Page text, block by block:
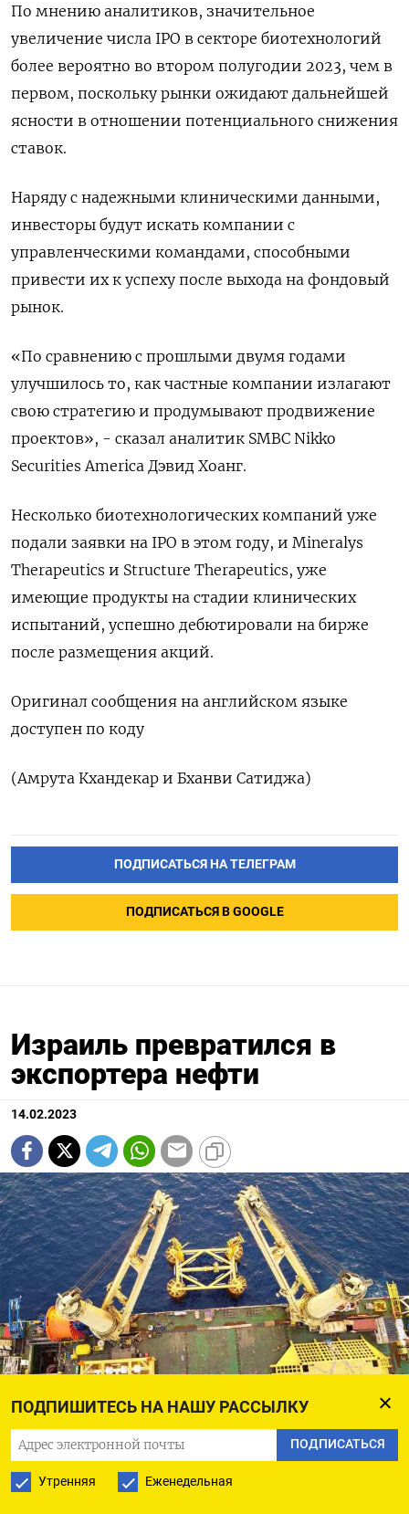
ПОДПИШИТЕСЬ НА НАШУ РАССЫЛКУ
ПОДПИСАТЬСЯ
Утренняя Еженедельная
По мнению аналитиков, значительное
увеличение числа IPO в секторе биотехнологий
более вероятно во втором полугодии 2023, чем в
первом, поскольку рынки ожидают дальнейшей
ясности в отношении потенциального снижения
ставок.
Наряду с надежными клиническими данными,
инвесторы будут искать компании с
управленческими командами, способными
привести их к успеху после выхода на фондовый
рынок.
«По сравнению с прошлыми двумя годами
улучшилось то, как частные компании излагают
свою стратегию и продумывают продвижение
проектов», - сказал аналитик SMBC Nikko
Securities America Дэвид Хоанг.
Несколько биотехнологических компаний уже
подали заявки на IPO в этом году, и Mineralys
Therapeutics и Structure Therapeutics, уже
имеющие продукты на стадии клинических
испытаний, успешно дебютировали на бирже
после размещения акций.
Оригинал сообщения на английском языке
доступен по коду
(Амрута Кхандекар и Бханви Сатиджа)
ПОДПИСАТЬСЯ НА ТЕЛЕГРАМ
ПОДПИСАТЬСЯ В GOOGLE
Израиль превратился в
экспортера нефти
14.02.2023
Платформа компании Energean в Израиле Energean
На протяжении почти всей своей истории как
независимого государства Израиль сильно